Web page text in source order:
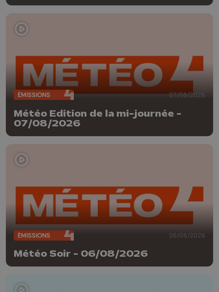
ÉMISSIONS 07/08/2026
Météo Edition de la mi-journée -
07/08/2026
ÉMISSIONS 06/08/2026
Météo Soir - 06/08/2026